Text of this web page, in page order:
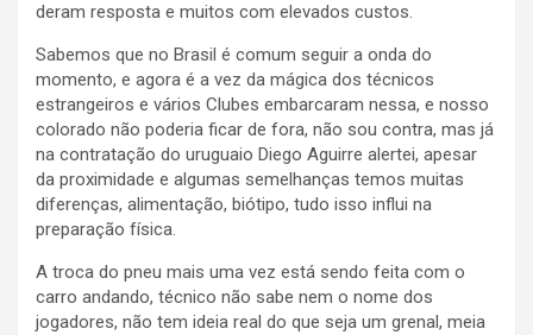
deram resposta e muitos com elevados custos.
Sabemos que no Brasil é comum seguir a onda do
momento, e agora é a vez da mágica dos técnicos
estrangeiros e vários Clubes embarcaram nessa, e nosso
colorado não poderia ficar de fora, não sou contra, mas já
na contratação do uruguaio Diego Aguirre alertei, apesar
da proximidade e algumas semelhanças temos muitas
diferenças, alimentação, biótipo, tudo isso influi na
preparação física.
A troca do pneu mais uma vez está sendo feita com o
carro andando, técnico não sabe nem o nome dos
jogadores, não tem ideia real do que seja um grenal, meia